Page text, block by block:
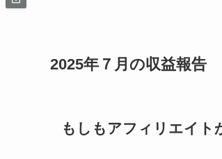
2025年７月の収益報告
もしもアフィリエイト